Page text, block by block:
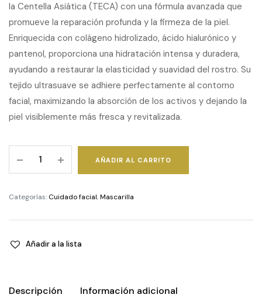
la Centella Asiática (TECA) con una fórmula avanzada que
promueve la reparación profunda y la firmeza de la piel.
Enriquecida con colágeno hidrolizado, ácido hialurónico y
pantenol, proporciona una hidratación intensa y duradera,
ayudando a restaurar la elasticidad y suavidad del rostro. Su
tejido ultrasuave se adhiere perfectamente al contorno
facial, maximizando la absorción de los activos y dejando la
piel visiblemente más fresca y revitalizada.
Madeca
Mask
–
Formula
AÑADIR AL CARRITO
Categorías: Cuidado facial,Mascarilla
Añadir a la lista
Descripción
Información adicional